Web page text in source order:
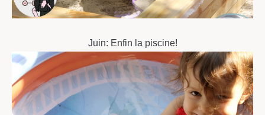
Juin: Enfin la piscine!